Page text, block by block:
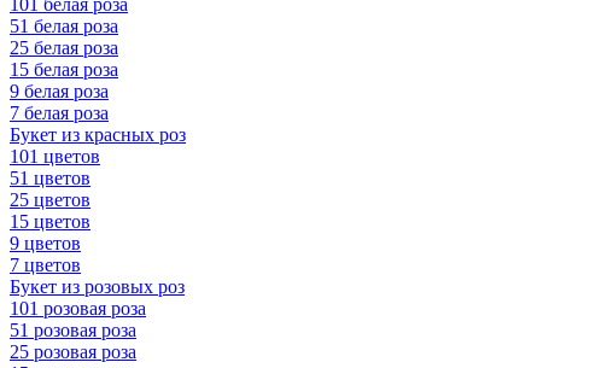
101 белая роза
51 белая роза
25 белая роза
15 белая роза
9 белая роза
7 белая роза
Букет из красных роз
101 цветов
51 цветов
25 цветов
15 цветов
9 цветов
7 цветов
Букет из розовых роз
101 розовая роза
51 розовая роза
25 розовая роза